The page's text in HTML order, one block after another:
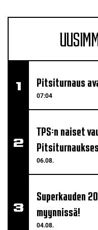
07:04
Pitsiturnaus
06.08.
TPS:n naiset
04.08.
Superkauden
myynnissä!